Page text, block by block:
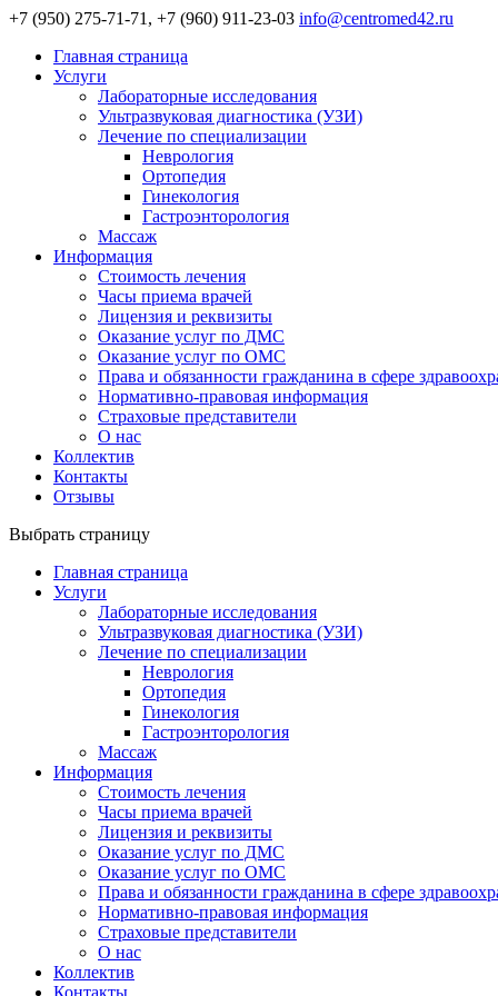
+7 (950) 275-71-71, +7 (960) 911-23-03 info@centromed42.ru
Главная страница
Услуги
Лабораторные исследования
Ультразвуковая диагностика (УЗИ)
Лечение по специализации
Неврология
Ортопедия
Гинекология
Гастроэнторология
Массаж
Информация
Стоимость лечения
Часы приема врачей
Лицензия и реквизиты
Оказание услуг по ДМС
Оказание услуг по ОМС
Права и обязанности гражданина в сфере
Нормативно-правовая информация
Страховые представители
О нас
Коллектив
Контакты
Отзывы
Выбрать страницу
Главная страница
Услуги
Лабораторные исследования
Ультразвуковая диагностика (УЗИ)
Лечение по специализации
Неврология
Ортопедия
Гинекология
Гастроэнторология
Массаж
Информация
Стоимость лечения
Часы приема врачей
Лицензия и реквизиты
Оказание услуг по ДМС
Оказание услуг по ОМС
Права и обязанности гражданина в сфере
Нормативно-правовая информация
Страховые представители
О нас
Коллектив
Контакты